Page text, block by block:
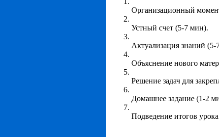
Организационный
Устный счет (5-7 мин).
Актуализация знаний (5-
Объяснение нового
Решение задач для
Домашнее задание (1-2
Подведение итогов